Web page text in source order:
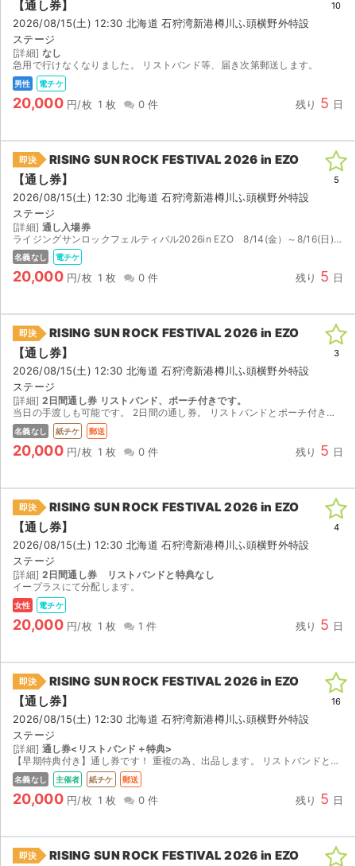
【通し券】
2026/08/15(土) 12:30 北海道 石狩湾新港樽川ふ頭横野外特設
ステージ
[詳細] なし
急用で行けなくなりました。 リストバンド等、届き次第郵送します。
男性 電チケ
20,000 円/枚 1 枚 0 件 残り 5 日
10
即決
RISING SUN ROCK FESTIVAL 2026 in EZO
【通し券】
2026/08/15(土) 12:30 北海道 石狩湾新港樽川ふ頭横野外特設
ステージ
[詳細] 通し入場券
ライジングサンロックフェルティバル2026in EZO 8/14(金）～8/16(日)早朝の通し入場券（1枚のみ）です。 受け渡しはイープラスの分配になります。 よろしくお願いします。
名義なし 電チケ
20,000 円/枚 1 枚 0 件 残り 5 日
5
即決
RISING SUN ROCK FESTIVAL 2026 in EZO
【通し券】
2026/08/15(土) 12:30 北海道 石狩湾新港樽川ふ頭横野外特設
ステージ
[詳細] 2日間通し券 リストバンド、ポーチ付きです。
当日の手渡しも可能です。 2日間の通し券。 リストバンドとポーチ付きです。 3人で行く予定でしたが、1人急遽仕事が入り行けなくなったため出品いたします。
名義なし 紙チケ 郵送
20,000 円/枚 1 枚 0 件 残り 5 日
3
即決
RISING SUN ROCK FESTIVAL 2026 in EZO
【通し券】
2026/08/15(土) 12:30 北海道 石狩湾新港樽川ふ頭横野外特設
ステージ
[詳細] 2日間通し券 リストバンドと特典なし
イープラスにて分配します。
女性 電チケ
20,000 円/枚 1 枚 1 件 残り 5 日
4
即決
RISING SUN ROCK FESTIVAL 2026 in EZO
【通し券】
2026/08/15(土) 12:30 北海道 石狩湾新港樽川ふ頭横野外特設
ステージ
[詳細] 通し券<リストバンド＋特典>
【早期特典付き】通し券です！ 重複の為、出品します。 リストバンドと特典につきましては、 着払いでの発送になります。 ※札幌市内であれば、手渡しも可能です！ ご質問等ございましたら...
名義なし 主催者 紙チケ 郵送
20,000 円/枚 1 枚 0 件 残り 5 日
16
即決
RISING SUN ROCK FESTIVAL 2026 in EZO